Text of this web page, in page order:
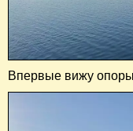
Впервые вижу